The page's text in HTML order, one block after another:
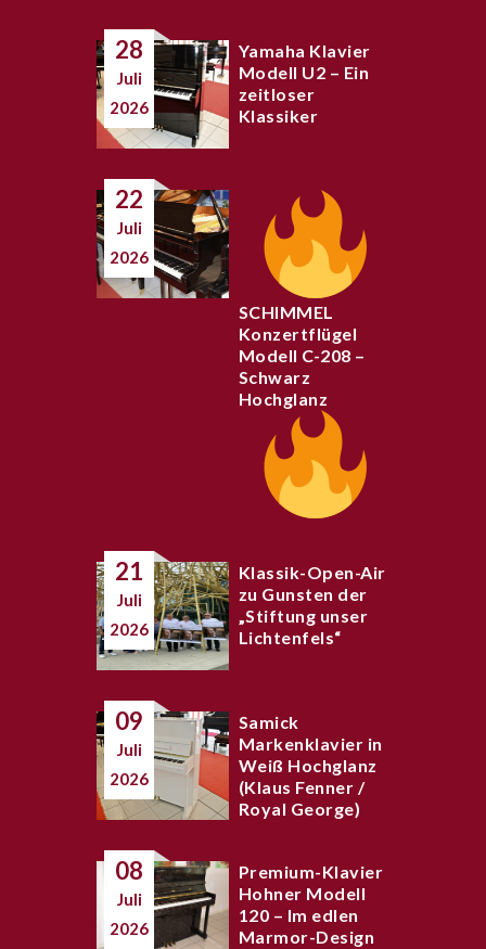
28
Juli
2026
Yamaha Klavier
Modell U2 – Ein
zeitloser
Klassiker
22
Juli
2026
SCHIMMEL
Konzertflügel
Modell C-208 –
Schwarz
Hochglanz
21
Juli
2026
Klassik-Open-Air
zu Gunsten der
„Stiftung unser
Lichtenfels“
09
Juli
2026
Samick
Markenklavier in
Weiß Hochglanz
(Klaus Fenner /
Royal George)
08
Juli
2026
Premium-Klavier
Hohner Modell
120 – Im edlen
Marmor-Design